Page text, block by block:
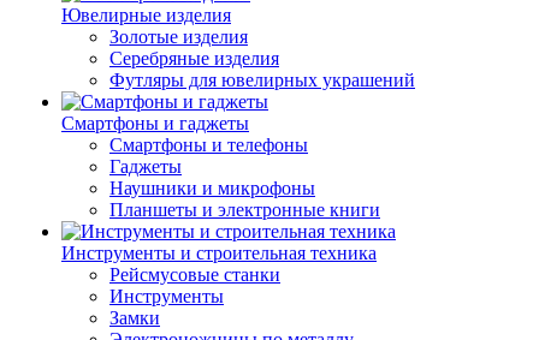
Ювелирные изделия
Золотые изделия
Серебряные изделия
Футляры для ювелирных украшений
Смартфоны и гаджеты
Смартфоны и телефоны
Гаджеты
Наушники и микрофоны
Планшеты и электронные книги
Инструменты и строительная техника
Рейсмусовые станки
Инструменты
Замки